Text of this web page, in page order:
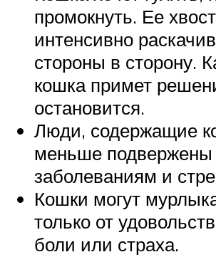
промокнуть. Ее хвост
интенсивно
стороны в сторону.
кошка примет
остановится.
Люди, содержащие
меньше
заболеваниям и
Кошки могут
только от
боли или страха.